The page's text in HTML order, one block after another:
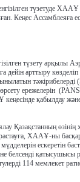
түзетуде ХААҰ
Кеңес Ассамблеяға
түзету арқылы
дейін арттыру
тәжірибелерді
ережелерін
қабылдау және
Қазақстанның
ХААҰ-ны
ескеретін
қатысушысы
114 мемлекет